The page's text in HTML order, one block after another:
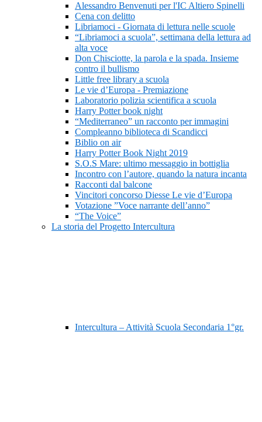
Alessandro Benvenuti per l'IC Altiero Spinelli
Cena con delitto
Libriamoci - Giornata di lettura nelle scuole
“Libriamoci a scuola”, settimana della lettura ad
alta voce
Don Chisciotte, la parola e la spada. Insieme
contro il bullismo
Little free library a scuola
Le vie d’Europa - Premiazione
Laboratorio polizia scientifica a scuola
Harry Potter book night
“Mediterraneo” un racconto per immagini
Compleanno biblioteca di Scandicci
Biblio on air
Harry Potter Book Night 2019
S.O.S Mare: ultimo messaggio in bottiglia
Incontro con l’autore, quando la natura incanta
Racconti dal balcone
Vincitori concorso Diesse Le vie d’Europa
Votazione ”Voce narrante dell’anno”
“The Voice”
La storia del Progetto Intercultura
Intercultura – Attività Scuola Secondaria 1°gr.